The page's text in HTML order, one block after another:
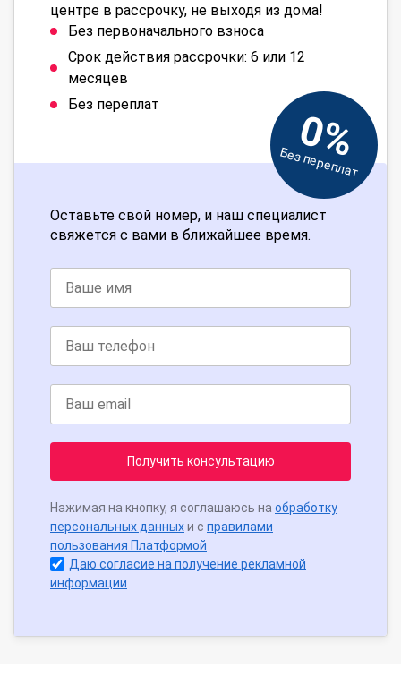
центре в рассрочку, не выходя из дома!
Без первоначального взноса
Срок действия рассрочки: 6 или 12
месяцев
Без переплат
0%
Без переплат
Оставьте свой номер, и наш специалист
свяжется с вами в ближайшее время.
Получить консультацию
Нажимая на кнопку, я соглашаюсь на обработку
персональных данныхи с правилами
пользования Платформой
Даю согласие на получение рекламной
информации